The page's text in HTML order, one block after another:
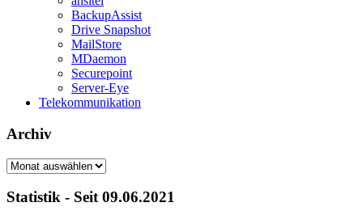
BackupAssist
Drive Snapshot
MailStore
MDaemon
Securepoint
Server-Eye
Telekommunikation
Archiv
Archiv
Statistik - Seit 09.06.2021